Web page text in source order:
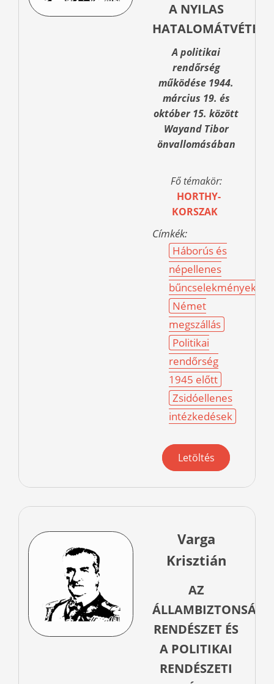
A NYILAS
A politikai
rendőrség
működése 1944.
március 19. és
október 15. között
Wayand Tibor
önvallomásában
Fő témakör:
HORTHY-
KORSZAK
Címkék:
Háborús és
népellenes
bűncselekmények
Német
megszállás
Politikai
rendőrség
1945 előtt
Zsidóellenes
intézkedések
Letöltés
Varga
Krisztián
AZ
ÁLLAMBIZTONSÁGI
RENDÉSZET ÉS
A POLITIKAI
RENDÉSZETI